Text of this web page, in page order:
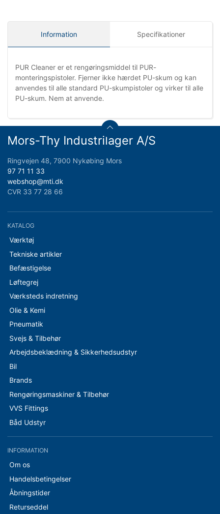
Information Specifikationer
PUR Cleaner er et rengøringsmiddel til PUR-
monteringspistoler. Fjerner ikke hærdet PU-skum og kan
anvendes til alle standard PU-skumpistoler og virker til alle
PU-skum. Nem at anvende.
Mors-Thy Industrilager A/S
Ringvejen 48, 7900 Nykøbing Mors
97 71 11 33
webshop@mti.dk
CVR 33 77 28 66
KATALOG
Værktøj
Tekniske artikler
Befæstigelse
Løftegrej
Værksteds indretning
Olie & Kemi
Pneumatik
Svejs & Tilbehør
Arbejdsbeklædning & Sikkerhedsudstyr
Bil
Brands
Rengøringsmaskiner & Tilbehør
VVS Fittings
Båd Udstyr
INFORMATION
Om os
Handelsbetingelser
Åbningstider
Returseddel